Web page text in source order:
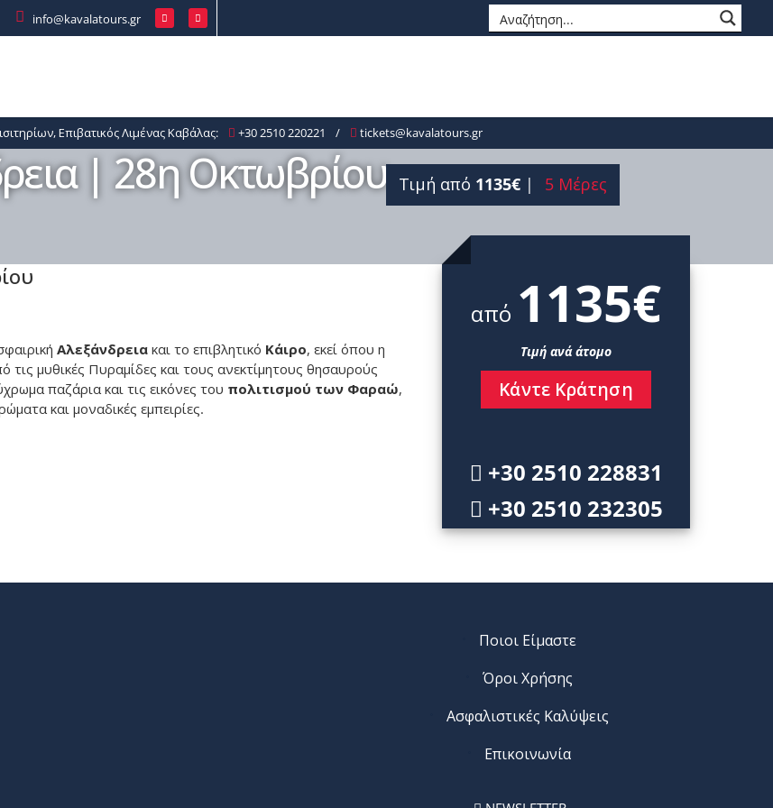
info@kavalatours.gr
Εκτός Ευρώπης
Επιβατικός Λιμένας Καβάλας: +30 2510 220221 / tickets@kavalatours.gr
| 28η Οκτωβρίου Τιμή από 1135€ 5 Μέρες
Αλεξάνδρεια και το επιβλητικό Κάιρο, εκεί όπου η
μυθικές Πυραμίδες και τους ανεκτίμητους θησαυρούς
παζάρια και τις εικόνες του πολιτισμού των Φαραώ,
και μοναδικές εμπειρίες.
από 1135€
Τιμή ανά άτομο
Κάντε Κράτηση
+30 2510 228831
+30 2510 232305
Ποιοι Είμαστε
Όροι Χρήσης
Ασφαλιστικές Καλύψεις
Επικοινωνία